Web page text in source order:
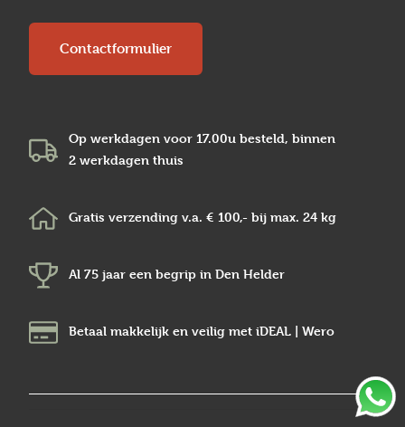
Contactformulier
Op werkdagen voor 17.00u besteld, binnen
2 werkdagen thuis
Gratis verzending v.a. € 100,- bij max. 24 kg
Al 75 jaar een begrip in Den Helder
Betaal makkelijk en veilig met iDEAL | Wero